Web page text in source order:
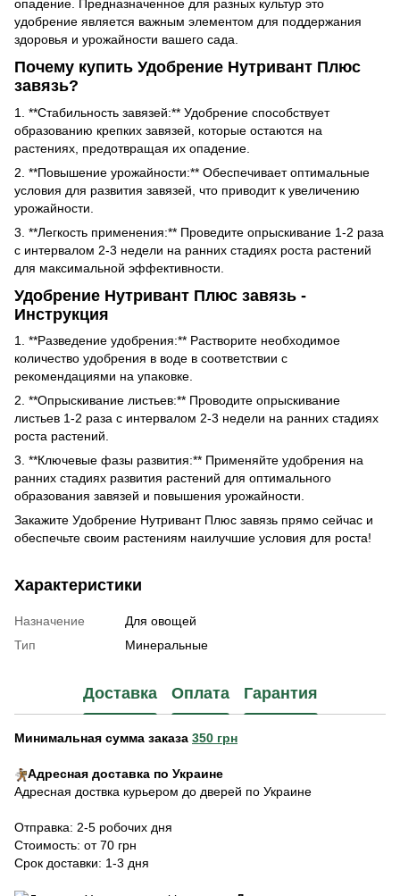
опадение. Предназначенное для разных культур это
удобрение является важным элементом для поддержания
здоровья и урожайности вашего сада.
Почему купить Удобрение Нутривант Плюс
завязь?
1. **Стабильность завязей:** Удобрение способствует
образованию крепких завязей, которые остаются на
растениях, предотвращая их опадение.
2. **Повышение урожайности:** Обеспечивает оптимальные
условия для развития завязей, что приводит к увеличению
урожайности.
3. **Легкость применения:** Проведите опрыскивание 1-2 раза
с интервалом 2-3 недели на ранних стадиях роста растений
для максимальной эффективности.
Удобрение Нутривант Плюс завязь -
Инструкция
1. **Разведение удобрения:** Растворите необходимое
количество удобрения в воде в соответствии с
рекомендациями на упаковке.
2. **Опрыскивание листьев:** Проводите опрыскивание
листьев 1-2 раза с интервалом 2-3 недели на ранних стадиях
роста растений.
3. **Ключевые фазы развития:** Применяйте удобрения на
ранних стадиях развития растений для оптимального
образования завязей и повышения урожайности.
Закажите Удобрение Нутривант Плюс завязь прямо сейчас и
обеспечьте своим растениям наилучшие условия для роста!
Характеристики
Назначение
Для овощей
Тип
Минеральные
Доставка Оплата Гарантия
Минимальная сумма заказа 350 грн
Адресная доставка по Украине
Адресная доствка курьером до дверей по Украине
Отправка: 2-5 робочих дня
Стоимость: от 70 грн
Срок доставки: 1-3 дня